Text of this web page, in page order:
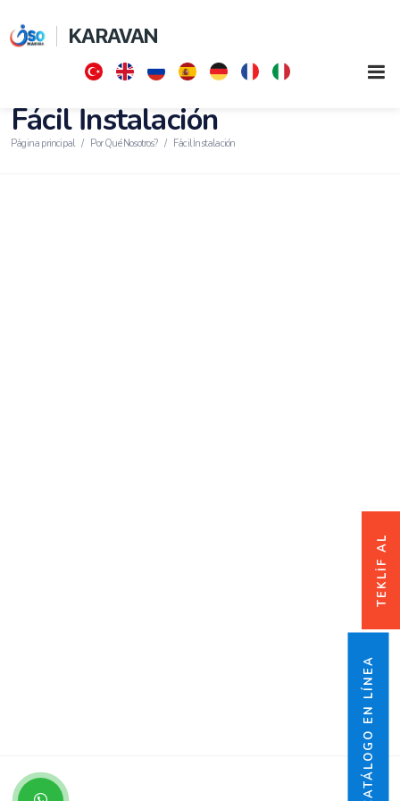
KARAVAN
CATÁLOGO EN LÍNEA
TEKLİF AL
Fácil İnstalación
Página principal Por Qué Nosotros? Fácil İnstalación